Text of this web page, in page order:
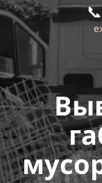
📞